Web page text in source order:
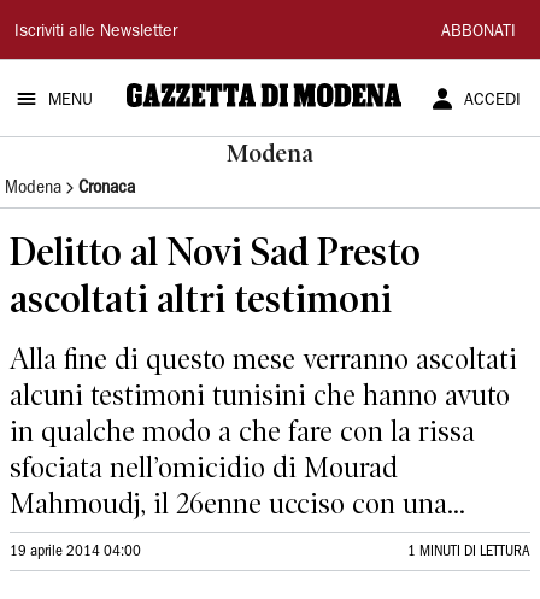
Gazzetta
di
Modena
Iscriviti alle Newsletter ABBONATI
MENU ACCEDI
Modena
Modena Cronaca
Delitto al Novi Sad Presto
ascoltati altri testimoni
Alla fine di questo mese verranno ascoltati
alcuni testimoni tunisini che hanno avuto
in qualche modo a che fare con la rissa
sfociata nell’omicidio di Mourad
Mahmoudj, il 26enne ucciso con una...
19 aprile 2014 04:00 1 MINUTI DI LETTURA